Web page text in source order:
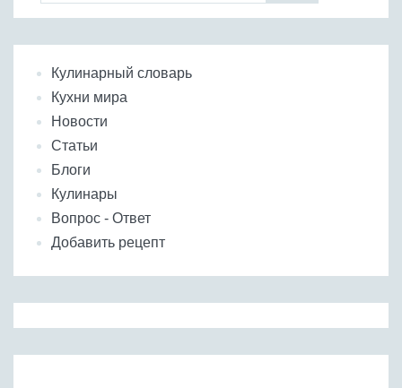
Кулинарный словарь
Кухни мира
Новости
Статьи
Блоги
Кулинары
Вопрос - Ответ
Добавить рецепт